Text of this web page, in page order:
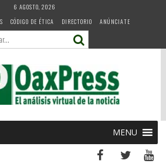
6 AGOSTO, 2026
CÓDIGO DE ÉTICA DIRECTORIO ANÚNCIATE
MENU